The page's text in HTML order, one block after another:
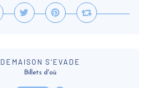
DEMAISON S'EVADE
Billets d'où